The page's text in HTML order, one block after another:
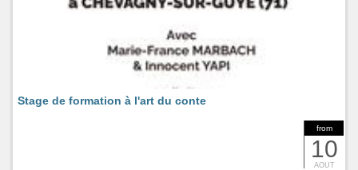
from
10
AOUT
Stage de formation à l'art du conte